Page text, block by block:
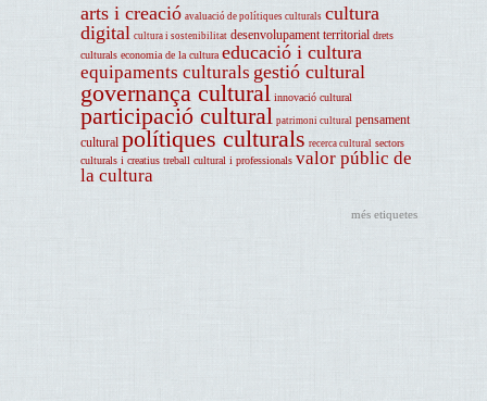
arts i creació avaluació de polítiques culturals cultura
digital cultura i sostenibilitat desenvolupament territorial drets
culturals economia de la cultura educació i cultura
equipaments culturals gestió cultural
governança cultural innovació cultural
participació cultural patrimoni cultural pensament
cultural polítiques culturals recerca cultural sectors
culturals i creatius treball cultural i professionals valor públic de
la cultura
més etiquetes